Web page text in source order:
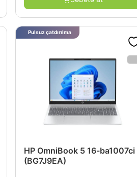
HP OmniBook 5 16-ba1007ci
(BG7J9EA)
Pulsuz çatdırılma